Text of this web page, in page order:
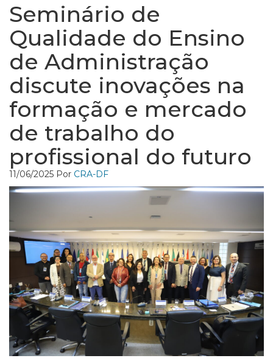
Seminário de
Qualidade do Ensino
de Administração
discute inovações na
formação e mercado
de trabalho do
profissional do futuro
11/06/2025 Por CRA-DF